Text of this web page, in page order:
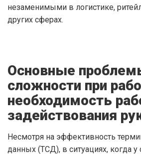
незаменимыми в логистике,
других сферах.
Основные
сложности при
необходимость
задействования
Несмотря на эффективность
данных (ТСД), в ситуациях, когда у